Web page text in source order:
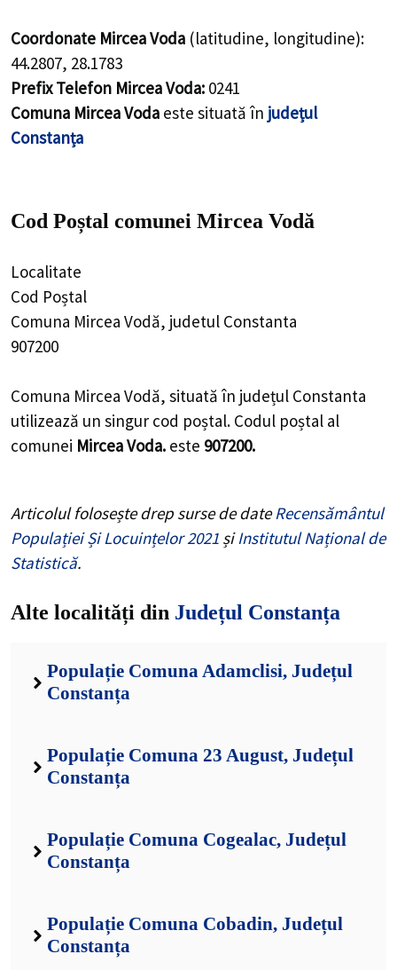
Coordonate Mircea Voda (latitudine, longitudine):
44.2807, 28.1783
Prefix Telefon Mircea Voda: 0241
Comuna Mircea Voda este situată în județul
Constanța
Cod Poștal comunei Mircea Vodă
Localitate
Cod Poștal
Comuna Mircea Vodă, judetul Constanta
907200
Comuna Mircea Vodă, situată în județul Constanta
utilizează un singur cod poștal. Codul poștal al
comunei Mircea Voda. este 907200.
Articolul folosește drep surse de dateRecensământul
Populației Și Locuințelor 2021 șiInstitutul Național de
Statistică.
Alte localități din Județul Constanța
Populație Comuna Adamclisi, Județul
Constanța
Populație Comuna 23 August, Județul
Constanța
Populație Comuna Cogealac, Județul
Constanța
Populație Comuna Cobadin, Județul
Constanța